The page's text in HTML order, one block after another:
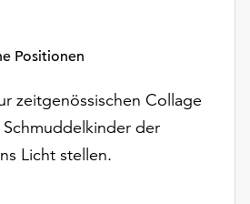
Positionen
zeitgenössischen Collage
der
Licht stellen.